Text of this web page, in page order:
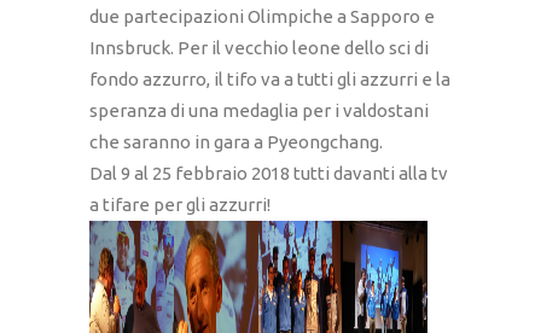
due partecipazioni Olimpiche a Sapporo e
Innsbruck. Per il vecchio leone dello sci di
fondo azzurro, il tifo va a tutti gli azzurri e la
speranza di una medaglia per i valdostani
che saranno in gara a Pyeongchang.
Dal 9 al 25 febbraio 2018 tutti davanti alla tv
a tifare per gli azzurri!